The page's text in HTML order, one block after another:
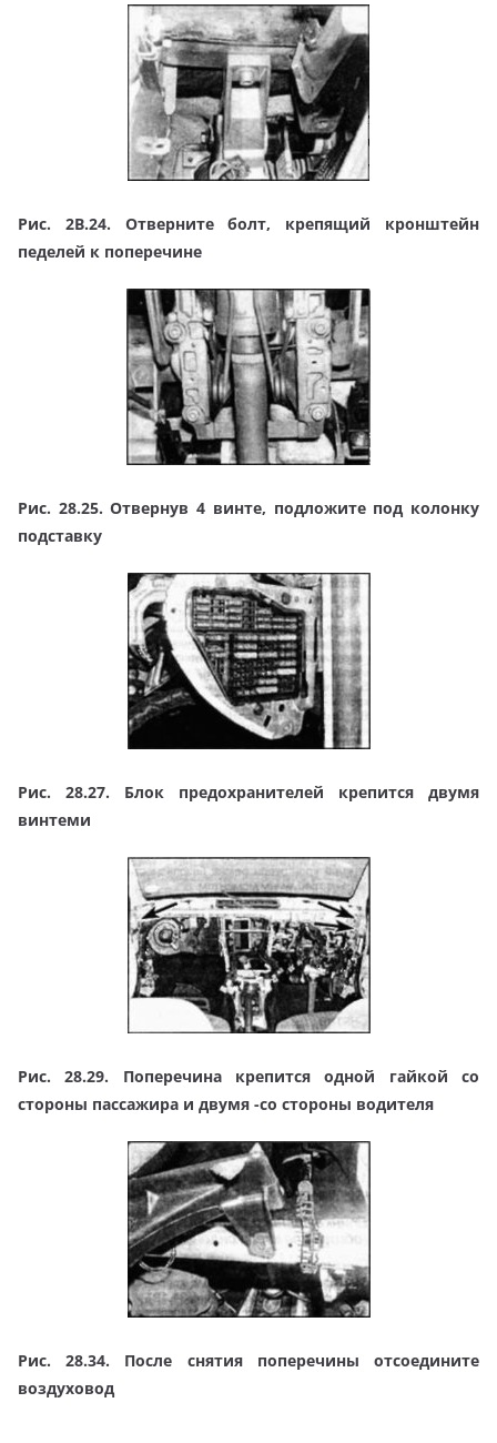
Рис. 2В.24. Отверните болт, крепящий кронштейн
педелей к поперечине
Рис. 28.25. Отвернув 4 винте, подложите под колонку
подставку
Рис. 28.27. Блок предохранителей крепится двумя
винтеми
Рис. 28.29. Поперечина крепится одной гайкой со
стороны пассажира и двумя -со стороны водителя
Рис. 28.34. После снятия поперечины отсоедините
воздуховод